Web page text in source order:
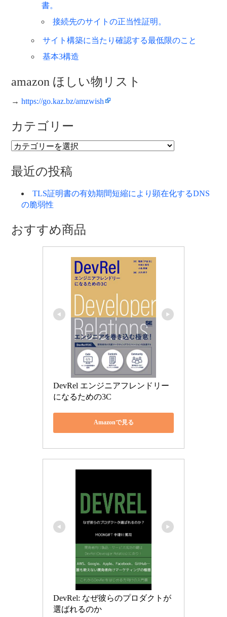
書。
接続先のサイトの正当性証明。
サイト構築に当たり確認する最低限のこと
基本3構造
amazon ほしい物リスト
→ https://go.kaz.bz/amzwish
カテゴリー
カ
ゴ
リ
最近の投稿
TLS証明書の有効期間短縮により顕在化するDNS
の脆弱性
おすすめ商品
DevRel エンジニアフレンドリー
になるための3C
Amazonで見る
DevRel: なぜ彼らのプロダクトが
選ばれるのか